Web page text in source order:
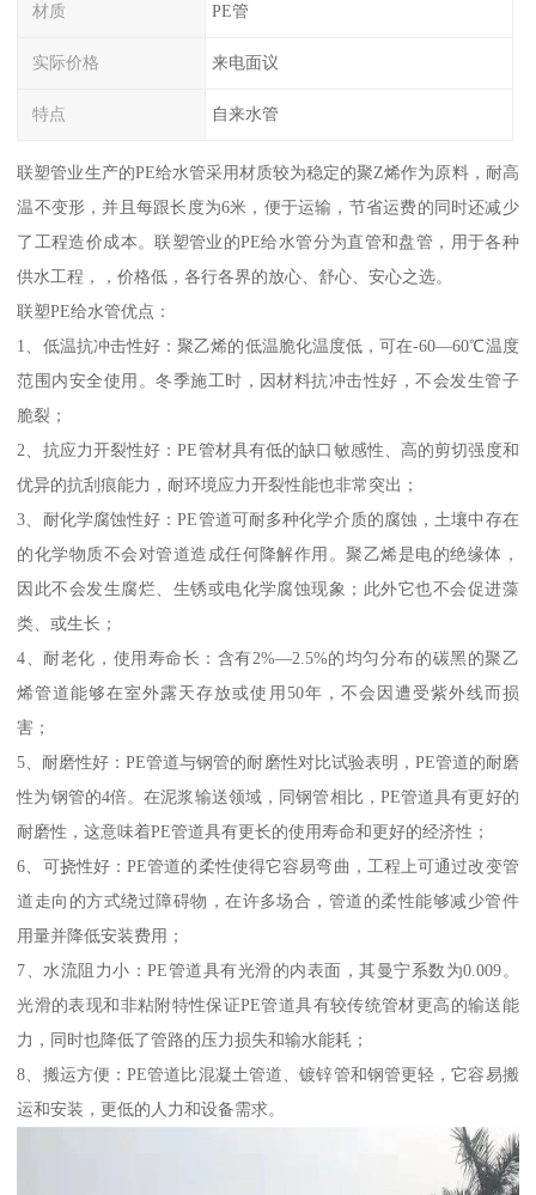
材质 PE管
实际价格 来电面议
特点 自来水管
联塑管业生产的PE给水管采用材质较为稳定的聚Z烯作为原料，耐高
温不变形，并且每跟长度为6米，便于运输，节省运费的同时还减少
了工程造价成本。联塑管业的PE给水管分为直管和盘管，用于各种
供水工程，，价格低，各行各界的放心、舒心、安心之选。
联塑PE给水管优点：
1、低温抗冲击性好：聚乙烯的低温脆化温度低，可在-60—60℃温度
范围内安全使用。冬季施工时，因材料抗冲击性好，不会发生管子
脆裂；
2、抗应力开裂性好：PE管材具有低的缺口敏感性、高的剪切强度和
优异的抗刮痕能力，耐环境应力开裂性能也非常突出；
3、耐化学腐蚀性好：PE管道可耐多种化学介质的腐蚀，土壤中存在
的化学物质不会对管道造成任何降解作用。聚乙烯是电的绝缘体，
因此不会发生腐烂、生锈或电化学腐蚀现象；此外它也不会促进藻
类、或生长；
4、耐老化，使用寿命长：含有2%—2.5%的均匀分布的碳黑的聚乙
烯管道能够在室外露天存放或使用50年，不会因遭受紫外线而损
害；
5、耐磨性好：PE管道与钢管的耐磨性对比试验表明，PE管道的耐磨
性为钢管的4倍。在泥浆输送领域，同钢管相比，PE管道具有更好的
耐磨性，这意味着PE管道具有更长的使用寿命和更好的经济性；
6、可挠性好：PE管道的柔性使得它容易弯曲，工程上可通过改变管
道走向的方式绕过障碍物，在许多场合，管道的柔性能够减少管件
用量并降低安装费用；
7、水流阻力小：PE管道具有光滑的内表面，其曼宁系数为0.009。
光滑的表现和非粘附特性保证PE管道具有较传统管材更高的输送能
力，同时也降低了管路的压力损失和输水能耗；
8、搬运方便：PE管道比混凝土管道、镀锌管和钢管更轻，它容易搬
运和安装，更低的人力和设备需求。